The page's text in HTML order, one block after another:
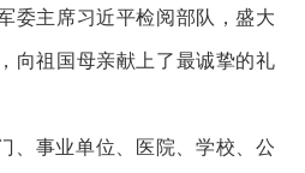
委主席习近平检阅部队，盛大
向祖国母亲献上了最诚挚的礼
、事业单位、医院、学校、公